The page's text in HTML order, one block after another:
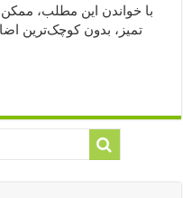
با خواندن این مطلب،
تمیز، بدون کوچک‌ترین